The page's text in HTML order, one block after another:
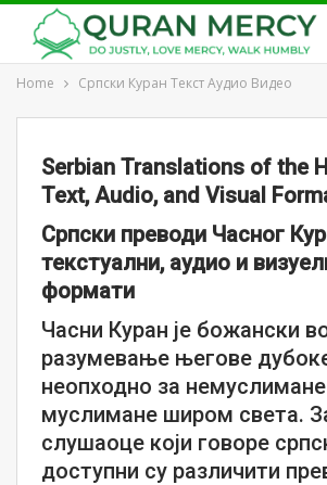
Home Српски Куран Текст Аудио Видео
Serbian Translations of the
Text, Audio, and Visual
Српски преводи Часног
текстуални, аудио и
формати
Часни Куран је божански
разумевање његове
неопходно за
муслимане широм света.
слушаоце који говоре
доступни су различити